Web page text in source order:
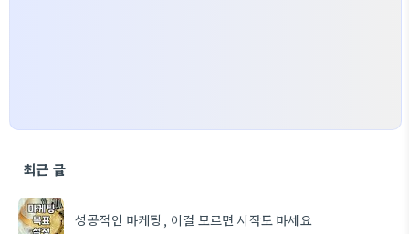
최근 글
성공적인 마케팅, 이걸 모르면 시작도 마세요